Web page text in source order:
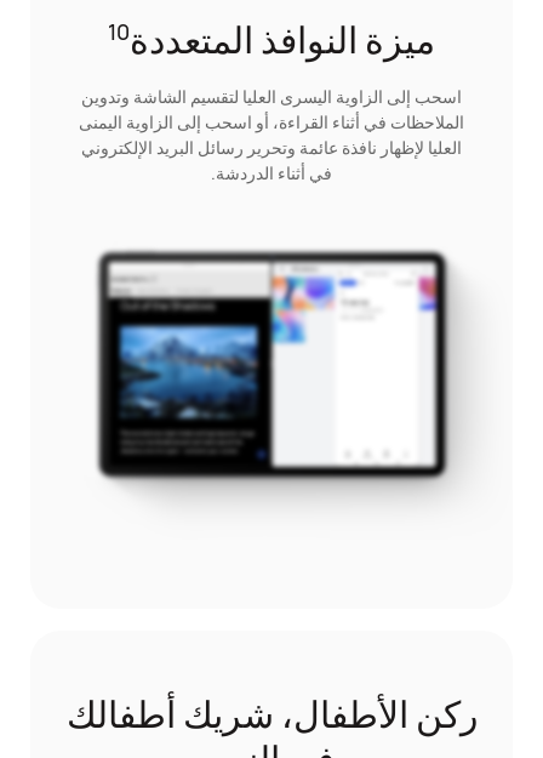
ميزة النوافذ المتعددة10
اسحب إلى الزاوية اليسرى العليا لتقسيم الشاشة وتدوين
الملاحظات في أثناء القراءة، أو اسحب إلى الزاوية اليمنى
العليا لإظهار نافذة عائمة وتحرير رسائل البريد الإلكتروني
في أثناء الدردشة.
ركن الأطفال، شريك أطفالك